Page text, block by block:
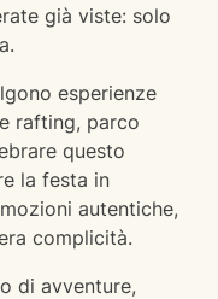
già viste: solo
esperienze
rafting, parco
questo
la festa in
autentiche,
complicità.
di avventure,